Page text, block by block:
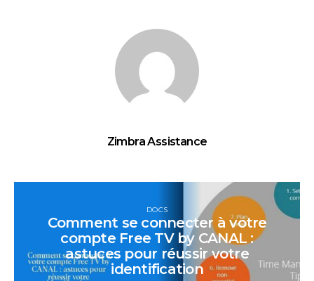
Zimbra Assistance
DOCS
Comment se connecter à votre
compte Free TV by CANAL :
astuces pour réussir votre
identification